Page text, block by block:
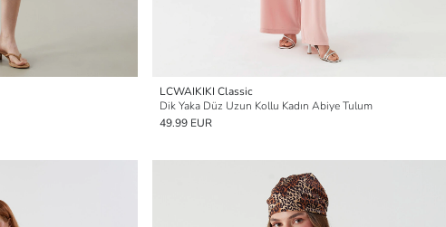
LCWAIKIKI Classic
Dik Yaka Düz Uzun Kollu Kadın Abiye Tulum
49.99 EUR